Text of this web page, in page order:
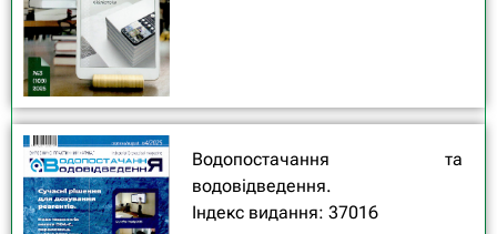
Водопостачання та
водовідведення.
Індекс видання: 37016